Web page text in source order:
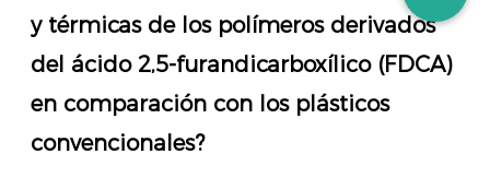
y térmicas de los polímeros derivados
del ácido 2,5-furandicarboxílico (FDCA)
en comparación con los plásticos
convencionales?